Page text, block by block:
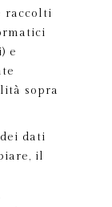
raccolti
e
sopra
dati
il